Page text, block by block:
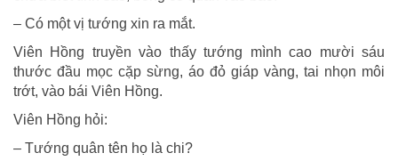
– Có một vị tướng xin ra mắt.
Viên Hồng truyền vào thấy tướng mình cao mười sáu
thước đầu mọc cặp sừng, áo đỏ giáp vàng, tai nhọn môi
trớt, vào bái Viên Hồng.
Viên Hồng hỏi:
– Tướng quân tên họ là chi?